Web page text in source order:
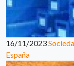
16/11/2023
España